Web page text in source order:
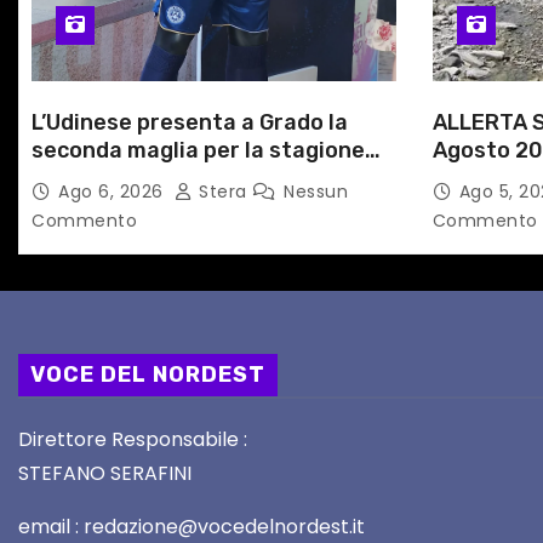
i
c
o
l
i
L’Udinese presenta a Grado la
seconda maglia per la stagione
2026/27
Ago 6, 2026 Stera
Nessun
Commento
ALLERTA
Agosto
alleAgo 5,
Commento
VOCE DEL NORDEST
Direttore Responsabile :
STEFANO SERAFINI
email : redazione@vocedelnordest.it